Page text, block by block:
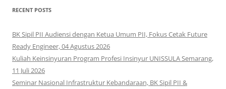
RECENT POSTS
BK Sipil PII Audiensi dengan Ketua Umum PII, Fokus Cetak Future
Ready Engineer, 04 Agustus 2026
Kuliah Keinsinyuran Program Profesi Insinyur UNISSULA Semarang,
11 Juli 2026
Seminar Nasional Infrastruktur Kebandaraan, BK Sipil PII &